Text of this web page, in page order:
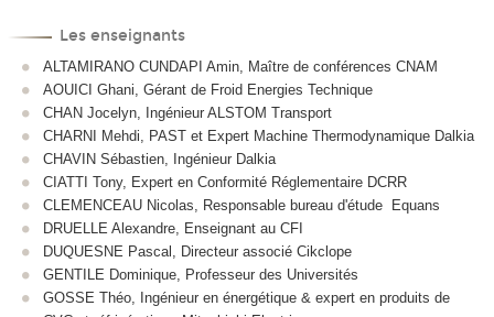
Les enseignants
ALTAMIRANO CUNDAPI Amin, Maître de conférences CNAM
AOUICI Ghani, Gérant de Froid Energies Technique
CHAN Jocelyn, Ingénieur ALSTOM Transport
CHARNI Mehdi, PAST et Expert Machine Thermodynamique Dalkia
CHAVIN Sébastien, Ingénieur Dalkia
CIATTI Tony, Expert en Conformité Réglementaire DCRR
CLEMENCEAU Nicolas, Responsable bureau d'étude Equans
DRUELLE Alexandre, Enseignant au CFI
DUQUESNE Pascal, Directeur associé Cikclope
GENTILE Dominique, Professeur des Universités
GOSSE Théo, Ingénieur en énergétique & expert en produits de